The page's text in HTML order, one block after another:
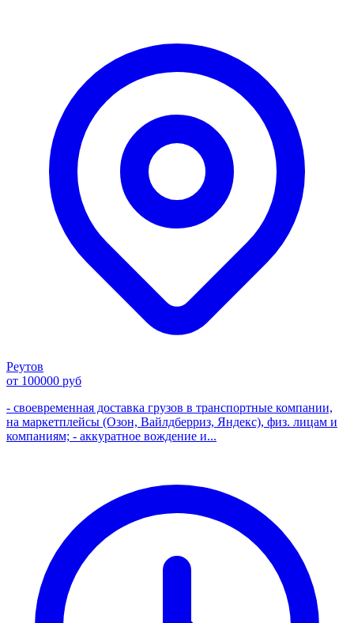
Реутов
от 100000 руб
- своевременная доставка грузов в транспортные компании,
на маркетплейсы (Озон, Вайлдберриз, Яндекс), физ. лицам и
компаниям; - аккуратное вождение и...